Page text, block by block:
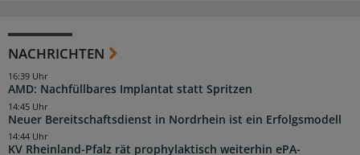
NACHRICHTEN
AMD: Nachfüllbares Implantat statt Spritzen
16:39 Uhr
Neuer Bereitschaftsdienst in Nordrhein ist ein Erfolgsmodell
14:45 Uhr
KV Rheinland-Pfalz rät prophylaktisch weiterhin ePA-
14:44 Uhr